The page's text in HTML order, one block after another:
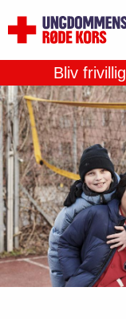
til
hovedindhold
Bliv frivillig